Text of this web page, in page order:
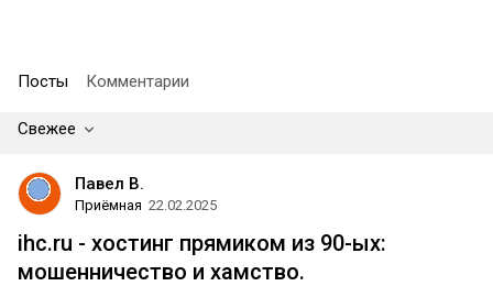
Посты Комментарии
Свежее
Павел В.
Приёмная 22.02.2025
ihc.ru - хостинг прямиком из 90-ых:
мошенничество и хамство.